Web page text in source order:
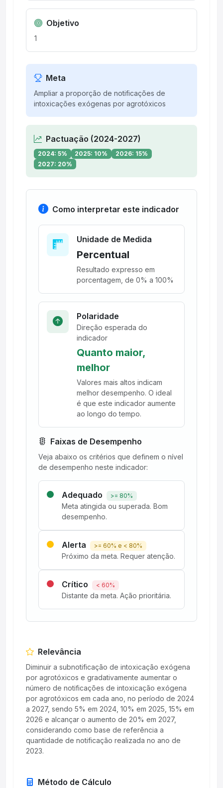
Objetivo
1
Meta
Ampliar a proporção de notificações de
intoxicações exógenas por agrotóxicos
Pactuação (2024-2027)
2024: 5% 2025: 10%
2026: 15%
2027: 20%
Como interpretar este indicador
Unidade de Medida
Percentual
Resultado expresso em
porcentagem, de 0% a 100%
Polaridade
Direção esperada do
indicador
Quanto maior,
melhor
Valores mais altos indicam
melhor desempenho. O ideal
é que este indicador aumente
ao longo do tempo.
Faixas de Desempenho
Veja abaixo os critérios que definem o nível
de desempenho neste indicador:
Adequado >= 80%
Meta atingida ou superada. Bom
desempenho.
Alerta >= 60% e < 80%
Próximo da meta. Requer atenção.
Crítico < 60%
Distante da meta. Ação prioritária.
Relevância
Diminuir a subnotificação de intoxicação exógena
por agrotóxicos e gradativamente aumentar o
número de notificações de intoxicação exógena
por agrotóxicos em cada ano, no período de 2024
a 2027, sendo 5% em 2024, 10% em 2025, 15% em
2026 e alcançar o aumento de 20% em 2027,
considerando como base de referência a
quantidade de notificação realizada no ano de
2023.
Método de Cálculo